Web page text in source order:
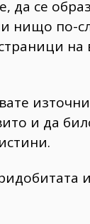
да се
нищо по-
на
и да